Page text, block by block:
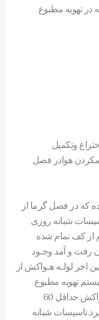
در تهويه مطبوع
وتکميل
هوادر فصل
که در فصل گرما از
شبانه روزی
از کف تمام شده
رفت و آمد وجـود
فاصله بین اخر لولـه هـواکش از
تهويه مطبوع
حداقل 3 متر است،مگر آنکه انتهاي لوله هواکش حداقل 60
شبانه